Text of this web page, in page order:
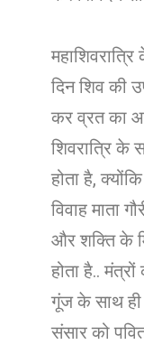
दिन शिव की
कर व्रत का
शिवरात्रि के
होता है,
विवाह माता
और शक्ति के
होता है..
गूंज के साथ ही
संसार को